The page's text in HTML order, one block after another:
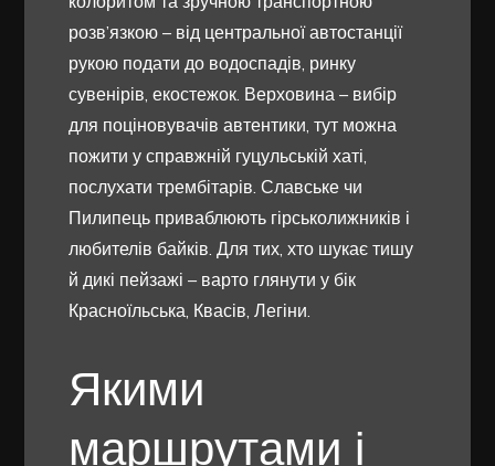
розв’язкою – від центральної автостанції
рукою подати до водоспадів, ринку
сувенірів, екостежок. Верховина – вибір
для поціновувачів автентики, тут можна
пожити у справжній гуцульській хаті,
послухати трембітарів. Славське чи
Пилипець приваблюють гірськолижників і
любителів байків. Для тих, хто шукає тишу
й дикі пейзажі – варто глянути у бік
Красноїльська, Квасів, Легіни.
Якими
маршрутами і